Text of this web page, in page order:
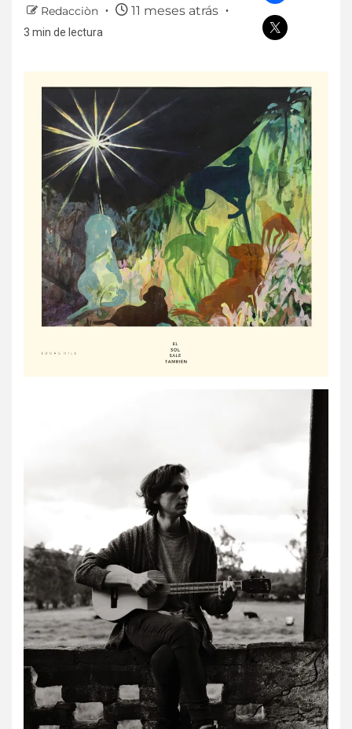
Redacciòn 11 meses atrás
3 min de lectura